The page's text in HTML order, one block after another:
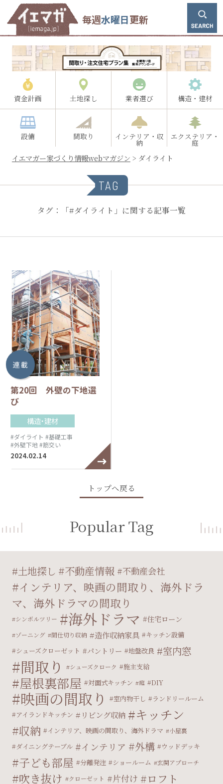
毎週水曜日更新
資金計画 土地探し 業者選び 構造・建材
設備 間取り インテリア・収
納
エクステリア・
庭
イエマガー家づくり情報webマガジン > ダイライト
TAG
タグ：「#ダイライト」に関する記事一覧
連 載
第20回 外壁の下地選
び
構造・建材
#ダイライト #基礎工事
#外壁下地#筋交い
2024.02.14
トップへ戻る
Popular Tag
土地探し 不動産情報 不動産会社
インテリア、映画の間取り、海外ドラ
マ、海外ドラマの間取り
シンボルツリー 海外ドラマ 住宅ローン
ゾーニング 間仕切り収納 造作収納家具
キッチン設備
シューズクローゼット
パントリー 地盤改良 室内窓
間取り シューズクローク 施主支給
屋根裏部屋 対面式キッチン 庭 DIY
映画の間取り 室内物干し
ランドリールーム
アイランドキッチン
リビング収納 キッチン
収納 インテリア、映画の間取り、海外ドラマ 小屋裏
ダイニングテーブル インテリア 外構 ウッドデッキ
子ども部屋 分離発注 ショールーム 玄関アプローチ
吹き抜け クローゼット 片付け ロフト